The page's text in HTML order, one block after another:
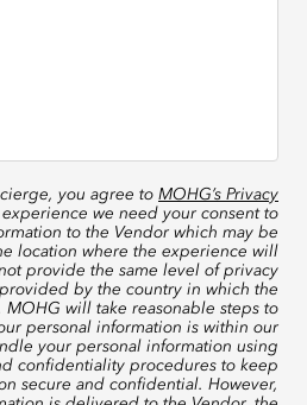
you agree to MOHG’s Privacy
we need your consent to
to the Vendor which may be
location where the experience will
provide the same level of privacy
by the country in which the
will take reasonable steps to
personal information is within our
your personal information using
confidentiality procedures to keep
secure and confidential. However,